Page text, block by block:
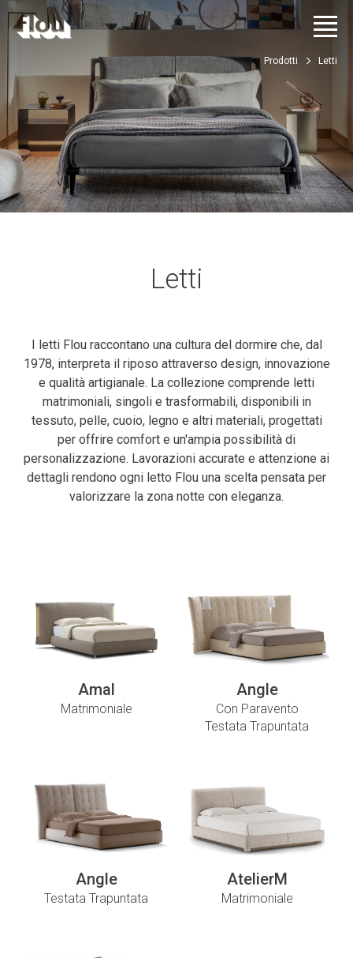
Prodotti Letti
Letti
I letti Flou raccontano una cultura del dormire che, dal
1978, interpreta il riposo attraverso design, innovazione
e qualità artigianale. La collezione comprende letti
matrimoniali, singoli e trasformabili, disponibili in
tessuto, pelle, cuoio, legno e altri materiali, progettati
per offrire comfort e un'ampia possibilità di
personalizzazione. Lavorazioni accurate e attenzione ai
dettagli rendono ogni letto Flou una scelta pensata per
valorizzare la zona notte con eleganza.
Amal
Matrimoniale
Angle
Con Paravento
Testata Trapuntata
Angle
Testata Trapuntata
AtelierM
Matrimoniale